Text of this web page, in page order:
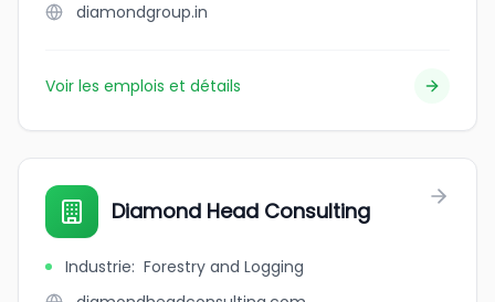
diamondgroup.in
Voir les emplois et détails
Diamond Head Consulting
Industrie: Forestry and Logging